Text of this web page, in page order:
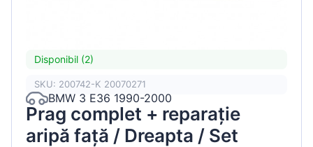
Disponibil (2)
SKU: 200742-K 20070271
BMW 3 E36 1990-2000
Prag complet + reparație
aripă față / Dreapta / Set